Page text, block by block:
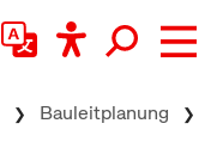
Bauleitplanung